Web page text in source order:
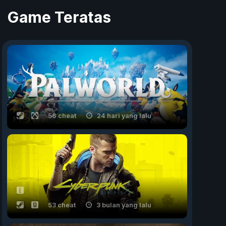
Game Teratas
56 cheat 24 hari yang lalu
53 cheat 3 bulan yang lalu